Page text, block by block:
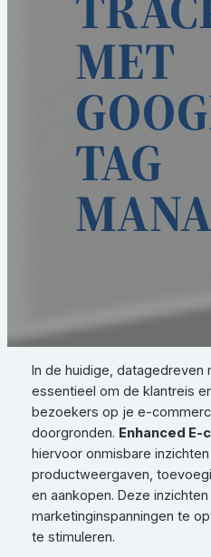
MET
TAG
In de huidige, datagedreven
essentieel om de klantreis
bezoekers op je e-
doorgronden. Enhanced
hiervoor onmisbare
productweergaven,
en aankopen. Deze
marketinginspanningen te
te stimuleren.